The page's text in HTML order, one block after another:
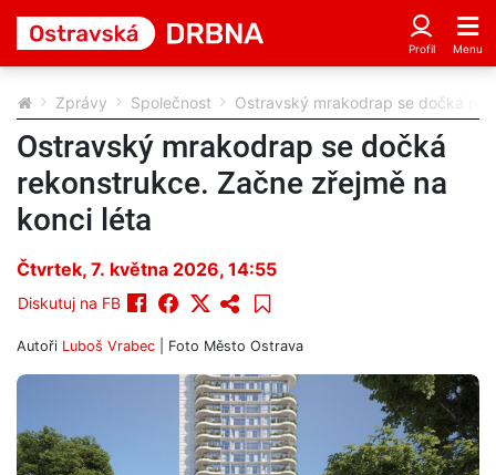
Zprávy Společnost Ostravský mrakodrap se dočká
Ostravský mrakodrap se dočká
rekonstrukce. Začne zřejmě na
konci léta
Čtvrtek, 7. května 2026, 14:55
Diskutuj na FB
Autoři Luboš Vrabec | Foto Město Ostrava